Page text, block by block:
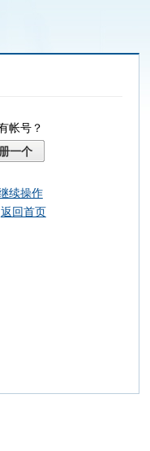
帐号？
一个
续操作
返回首页